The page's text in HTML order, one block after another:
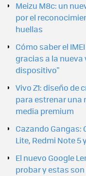
Meizu M8c: un
por el
huellas
Cómo saber el
gracias a la nueva
dispositivo"
Vivo Z1: diseño de
para estrenar una
media premium
Cazando Gangas:
Lite, Redmi Note
El nuevo Google
probar y estas